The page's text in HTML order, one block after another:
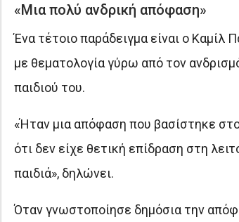
«Μια πολύ ανδρική απόφαση»
Ένα τέτοιο παράδειγμα είναι ο
με θεματολογία γύρω από τον
παιδιού του.
«Ήταν μια απόφαση που βασίστηκε
ότι δεν είχε θετική επίδραση στη
παιδιά», δηλώνει.
Όταν γνωστοποίησε δημόσια την